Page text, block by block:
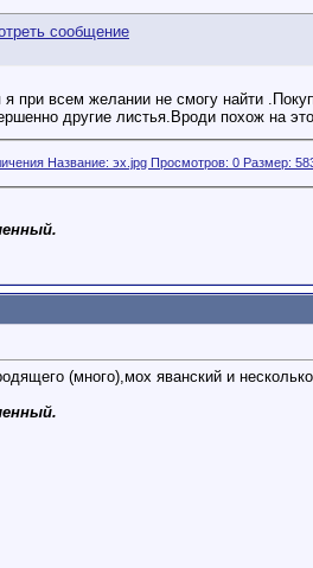
при всем желании не смогу найти
другие листья.Вроди похож на
(много),мох яванский и